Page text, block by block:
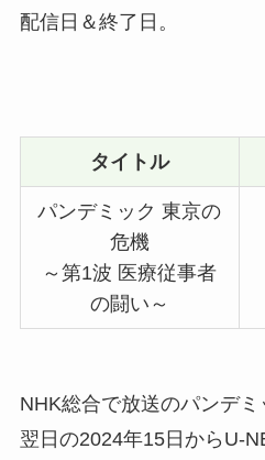
配信日＆終了日。
タイトル
パンデミック 東京の
危機
～第1波 医療従事者
の闘い～
NHK総合で放送のパンデ
翌日の2024年15日からU-